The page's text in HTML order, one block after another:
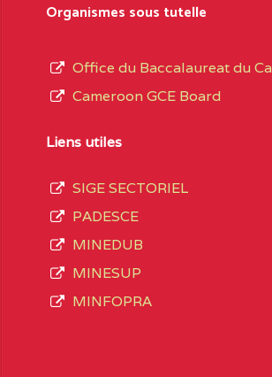
LES
DE
Généralau terme des opérations
3408 structures réparties ainsi
soit :
Organismes sous tutelle
Office du Baccalaureat du
Cameroon GCE Board
Liens utiles
SIGE SECTORIEL
PADESCE
MINEDUB
MINESUP
MINFOPRA